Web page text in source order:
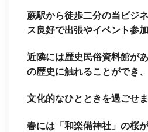
蕨駅から徒歩二分の当ビジ
ス良好で出張やイベント参加
近隣には歴史民俗資料館が
の歴史に触れることができ、
文化的なひとときを過ごせま
春には「和楽備神社」の桜